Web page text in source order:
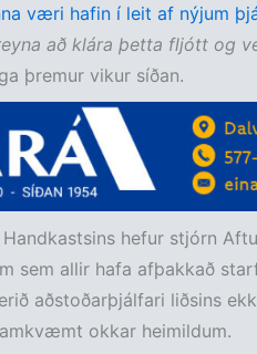
væri hafin í leit af nýjum
að klára þetta fljótt og
þremur vikur síðan.
hefur stjórn
sem allir hafa afþakkað
aðstoðarþjálfari liðsins
okkar heimildum.